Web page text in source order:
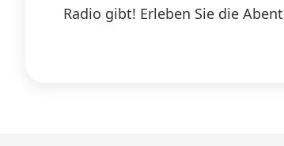
Radio gibt! Erleben Sie die